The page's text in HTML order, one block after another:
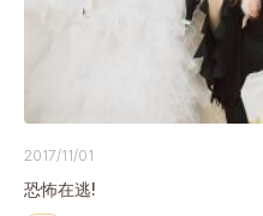
2017/11/01
恐怖在逃!